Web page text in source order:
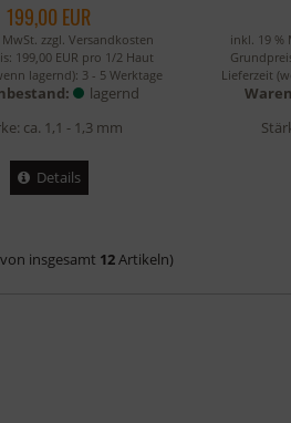
199,00 EUR
zzgl. Versandkosten
199,00 EUR pro 1/2 Haut
lagernd): 3 - 5 Werktage
lagernd
ca. 1,1 - 1,3 mm
Details
inkl. 19 %
Lieferzeit
insgesamt 12Artikeln)